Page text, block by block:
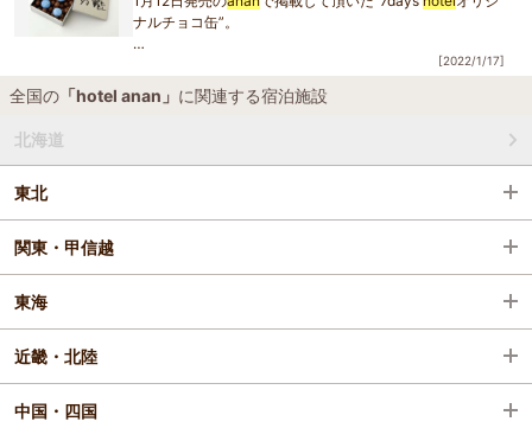
ナルチョコ缶”。
ありがたいことに、あれからさらに大変ご好評を頂いてお
[2022/1/17]
全国の 「hotel anan」 に関連する宿泊施設
北海道
東北
関東・甲信越
東海
近畿・北陸
中国・四国